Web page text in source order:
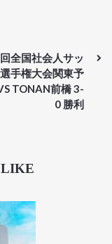
全国社会人サッ
手権大会関東予
TONAN前橋 3-
0 勝利